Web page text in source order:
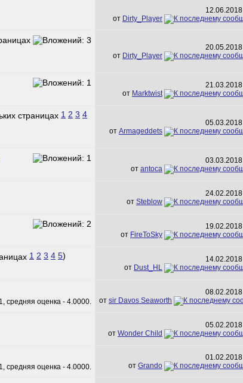
12.06.2018
от Dirty_Player
20.05.2018
от Dirty_Player
21.03.2018
от Marktwist
1 2 3 4
05.03.2018
от Armageddets
03.03.2018
от antoca
24.02.2018
от Steblow
19.02.2018
от FireToSky
1 2 3 4 5) 14.02.2018
от Dust_HL
08.02.2018
от sir Davos Seaworth
05.02.2018
от Wonder Child
01.02.2018
от Grando